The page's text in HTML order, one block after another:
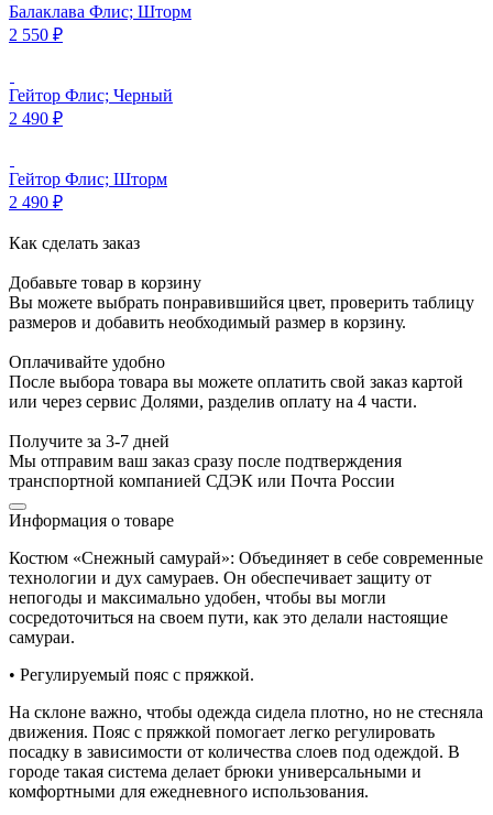
Балаклава Флис; Шторм
2 550 ₽
Гейтор Флис; Черный
2 490 ₽
Гейтор Флис; Шторм
2 490 ₽
Как сделать заказ
Добавьте товар в корзину
Вы можете выбрать понравившийся цвет, проверить таблицу
размеров и добавить необходимый размер в корзину.
Оплачивайте удобно
После выбора товара вы можете оплатить свой заказ картой
или через сервис Долями, разделив оплату на 4 части.
Получите за 3-7 дней
Мы отправим ваш заказ сразу после подтверждения
транспортной компанией СДЭК или Почта России
Информация о товаре
Костюм «Снежный самурай»: Объединяет в себе современные
технологии и дух самураев. Он обеспечивает защиту от
непогоды и максимально удобен, чтобы вы могли
сосредоточиться на своем пути, как это делали настоящие
самураи.
• Регулируемый пояс с пряжкой.
На склоне важно, чтобы одежда сидела плотно, но не стесняла
движения. Пояс с пряжкой помогает легко регулировать
посадку в зависимости от количества слоев под одеждой. В
городе такая система делает брюки универсальными и
комфортными для ежедневного использования.